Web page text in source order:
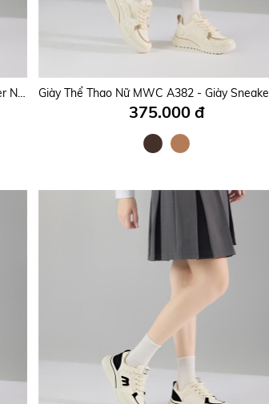
Giày Thể Thao Nữ MWC A383 - Giày Sneaker Nữ Đi Học, Đi Chơi, Leo Núi, Chạy Bộ Siêu Bền Đẹp Trẻ Trung, Năng Động, Thời trang.
375.000 đ
345.000 đ